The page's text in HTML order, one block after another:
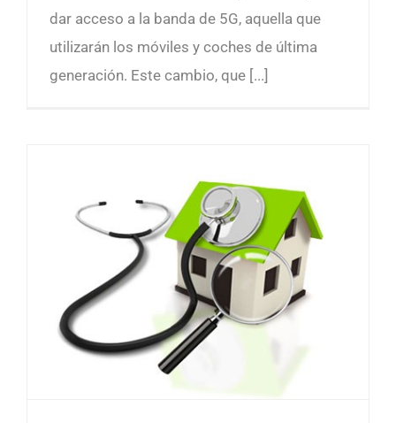
dar acceso a la banda de 5G, aquella que
utilizarán los móviles y coches de última
generación. Este cambio, que [...]